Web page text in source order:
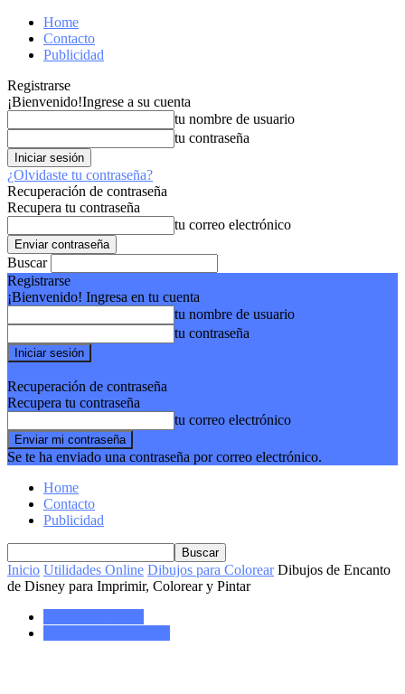
Home
Contacto
Publicidad
Registrarse
¡Bienvenido!Ingrese a su cuenta
tu nombre de usuario
tu contraseña
¿Olvidaste tu contraseña?
Recuperación de contraseña
Recupera tu contraseña
tu correo electrónico
Buscar
Registrarse
¡Bienvenido! Ingresa en tu cuenta
tu nombre de usuario
tu contraseña
Recuperación de contraseña
Recupera tu contraseña
tu correo electrónico
Se te ha enviado una contraseña por correo electrónico.
Home
Contacto
Publicidad
Inicio Utilidades Online Dibujos para Colorear Dibujos de Encanto
de Disney para Imprimir, Colorear y Pintar